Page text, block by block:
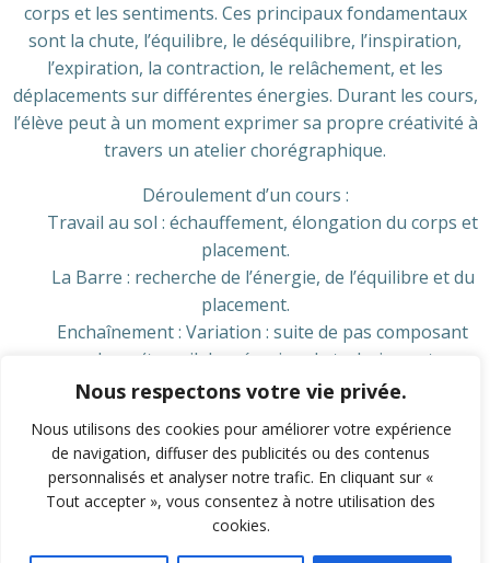
Nous respectons votre vie privée.
Nous utilisons des cookies pour améliorer votre expérience
de navigation, diffuser des publicités ou des contenus
personnalisés et analyser notre trafic. En cliquant sur «
Tout accepter », vous consentez à notre utilisation des
cookies.
corps et les sentiments. Ces principaux fondamentaux
sont la chute, l’équilibre, le déséquilibre, l’inspiration,
l’expiration, la contraction, le relâchement, et les
déplacements sur différentes énergies. Durant les cours,
l’élève peut à un moment exprimer sa propre créativité à
travers un atelier chorégraphique.
Déroulement d’un cours :
Travail au sol : échauffement, élongation du corps et
placement.
La Barre : recherche de l’énergie, de l’équilibre et du
placement.
Enchaînement : Variation : suite de pas composant
une danse(travail de mémoire, de technique et
d’endurance).
© 2026 MJC Veynes. Created for free using WordPress
andColibri